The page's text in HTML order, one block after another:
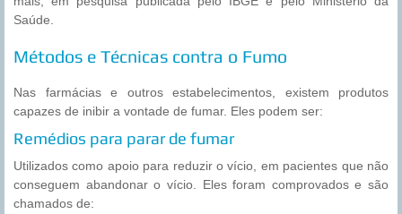
Saúde.
Métodos e Técnicas contra o Fumo
Nas farmácias e outros estabelecimentos, existem produtos
capazes de inibir a vontade de fumar. Eles podem ser:
Remédios para parar de fumar
Utilizados como apoio para reduzir o vício, em pacientes que não
conseguem abandonar o vício. Eles foram comprovados e são
chamados de: